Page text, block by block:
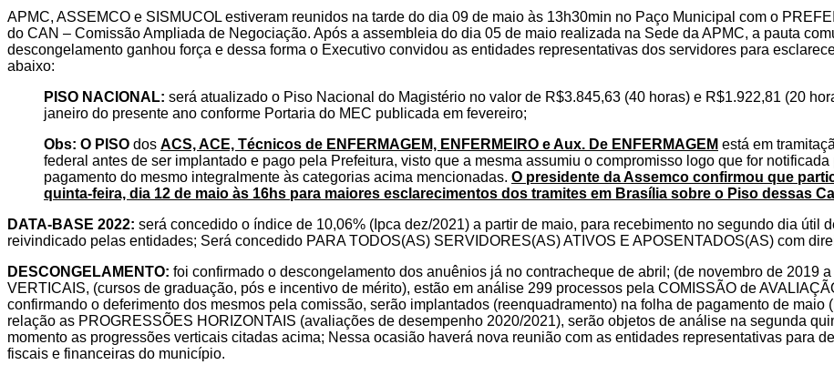
APMC, ASSEMCO e SISMUCOL estiveram reunidos na tarde do dia 09 de maio às 13h30min no Paço Municipal com o
do CAN – Comissão Ampliada de Negociação. Após a assembleia do dia 05 de maio realizada na Sede da APMC, a pauta
descongelamento ganhou força e dessa forma o Executivo convidou as entidades representativas dos servidores para
abaixo:
PISO NACIONAL: será atualizado o Piso Nacional do Magistério no valor de R$3.845,63 (40 horas) e R$1.922,81 (20
janeiro do presente ano conforme Portaria do MEC publicada em fevereiro;
Obs: O PISO dos ACS, ACE, Técnicos de ENFERMAGEM, ENFERMEIRO e Aux. De ENFERMAGEM está em
federal antes de ser implantado e pago pela Prefeitura, visto que a mesma assumiu o compromisso logo que for notificada
pagamento do mesmo integralmente às categorias acima mencionadas. O presidente da Assemco confirmou que
quinta-feira, dia 12 de maio às 16hs para maiores esclarecimentos dos tramites em Brasília sobre o Piso dessas
DATA-BASE 2022: será concedido o índice de 10,06% (Ipca dez/2021) a partir de maio, para recebimento no segundo dia útil
reivindicado pelas entidades; Será concedido PARA TODOS(AS) SERVIDORES(AS) ATIVOS E APOSENTADOS(AS) com
DESCONGELAMENTO: foi confirmado o descongelamento dos anuênios já no contracheque de abril; (de novembro de 2019
VERTICAIS, (cursos de graduação, pós e incentivo de mérito), estão em análise 299 processos pela COMISSÃO de
confirmando o deferimento dos mesmos pela comissão, serão implantados (reenquadramento) na folha de pagamento de maio
relação as PROGRESSÕES HORIZONTAIS (avaliações de desempenho 2020/2021), serão objetos de análise na segunda
momento as progressões verticais citadas acima; Nessa ocasião haverá nova reunião com as entidades representativas para
fiscais e financeiras do município.